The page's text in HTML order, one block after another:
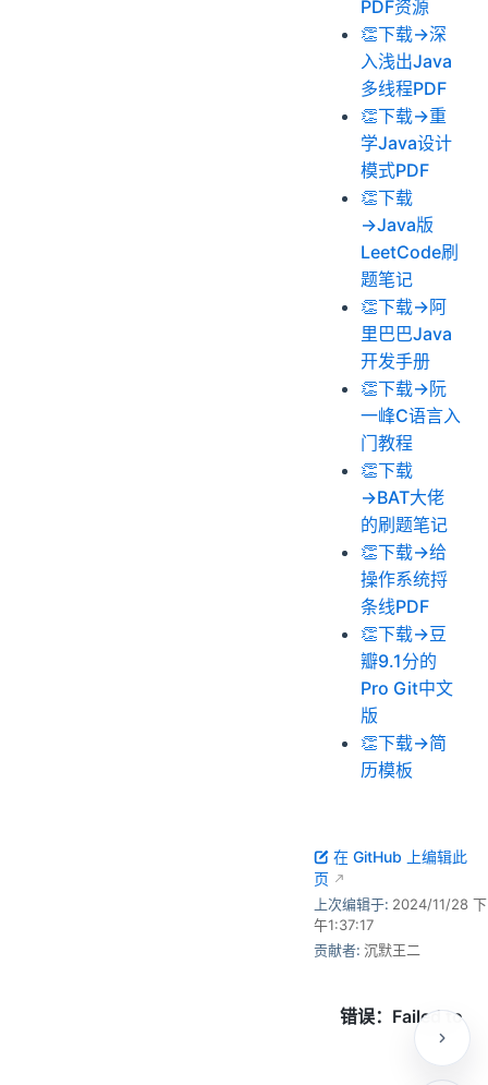
PDF资源
👏下载→深
入浅出Java
多线程PDF
👏下载→重
学Java设计
模式PDF
👏下载
→Java版
LeetCode刷
题笔记
👏下载→阿
里巴巴Java
开发手册
👏下载→阮
一峰C语言入
门教程
👏下载
→BAT大佬
的刷题笔记
👏下载→给
操作系统捋
条线PDF
👏下载→豆
瓣9.1分的
Pro Git中文
版
👏下载→简
历模板
在 GitHub 上编辑此
页
上次编辑于: 2024/11/28 下
午1:37:17
贡献者: 沉默王二